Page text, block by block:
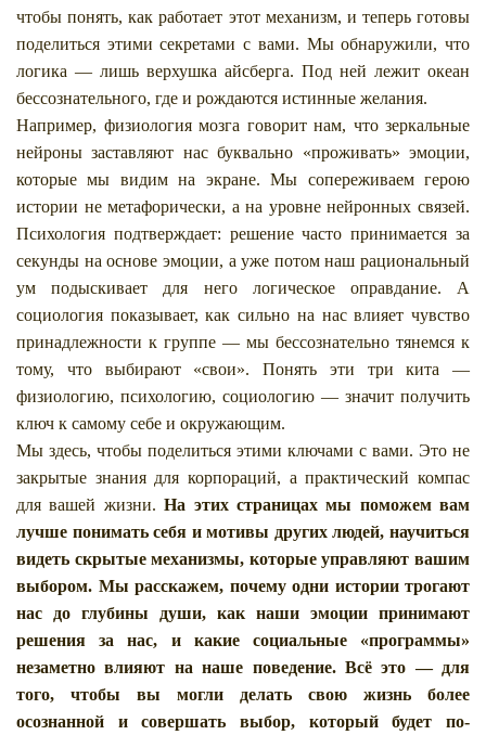
чтобы понять, как работает этот механизм, и теперь готовы
поделиться этими секретами с вами. Мы обнаружили, что
логика — лишь верхушка айсберга. Под ней лежит океан
бессознательного, где и рождаются истинные желания.
Например, физиология мозга говорит нам, что зеркальные
нейроны заставляют нас буквально «проживать» эмоции,
которые мы видим на экране. Мы сопереживаем герою
истории не метафорически, а на уровне нейронных связей.
Психология подтверждает: решение часто принимается за
секунды на основе эмоции, а уже потом наш рациональный
ум подыскивает для него логическое оправдание. А
социология показывает, как сильно на нас влияет чувство
принадлежности к группе — мы бессознательно тянемся к
тому, что выбирают «свои». Понять эти три кита —
физиологию, психологию, социологию — значит получить
ключ к самому себе и окружающим.
Мы здесь, чтобы поделиться этими ключами с вами. Это не
закрытые знания для корпораций, а практический компас
для вашей жизни.На этих страницах мы поможем вам
лучше понимать себя и мотивы других людей, научиться
видеть скрытые механизмы, которые управляют вашим
выбором. Мы расскажем, почему одни истории трогают
нас до глубины души, как наши эмоции принимают
решения за нас, и какие социальные «программы»
незаметно влияют на наше поведение. Всё это — для
того, чтобы вы могли делать свою жизнь более
осознанной и совершать выбор, который будет по-